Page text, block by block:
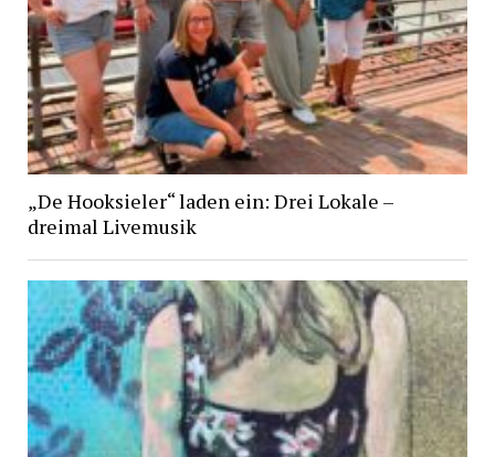
„De Hooksieler“ laden ein: Drei Lokale –
dreimal Livemusik